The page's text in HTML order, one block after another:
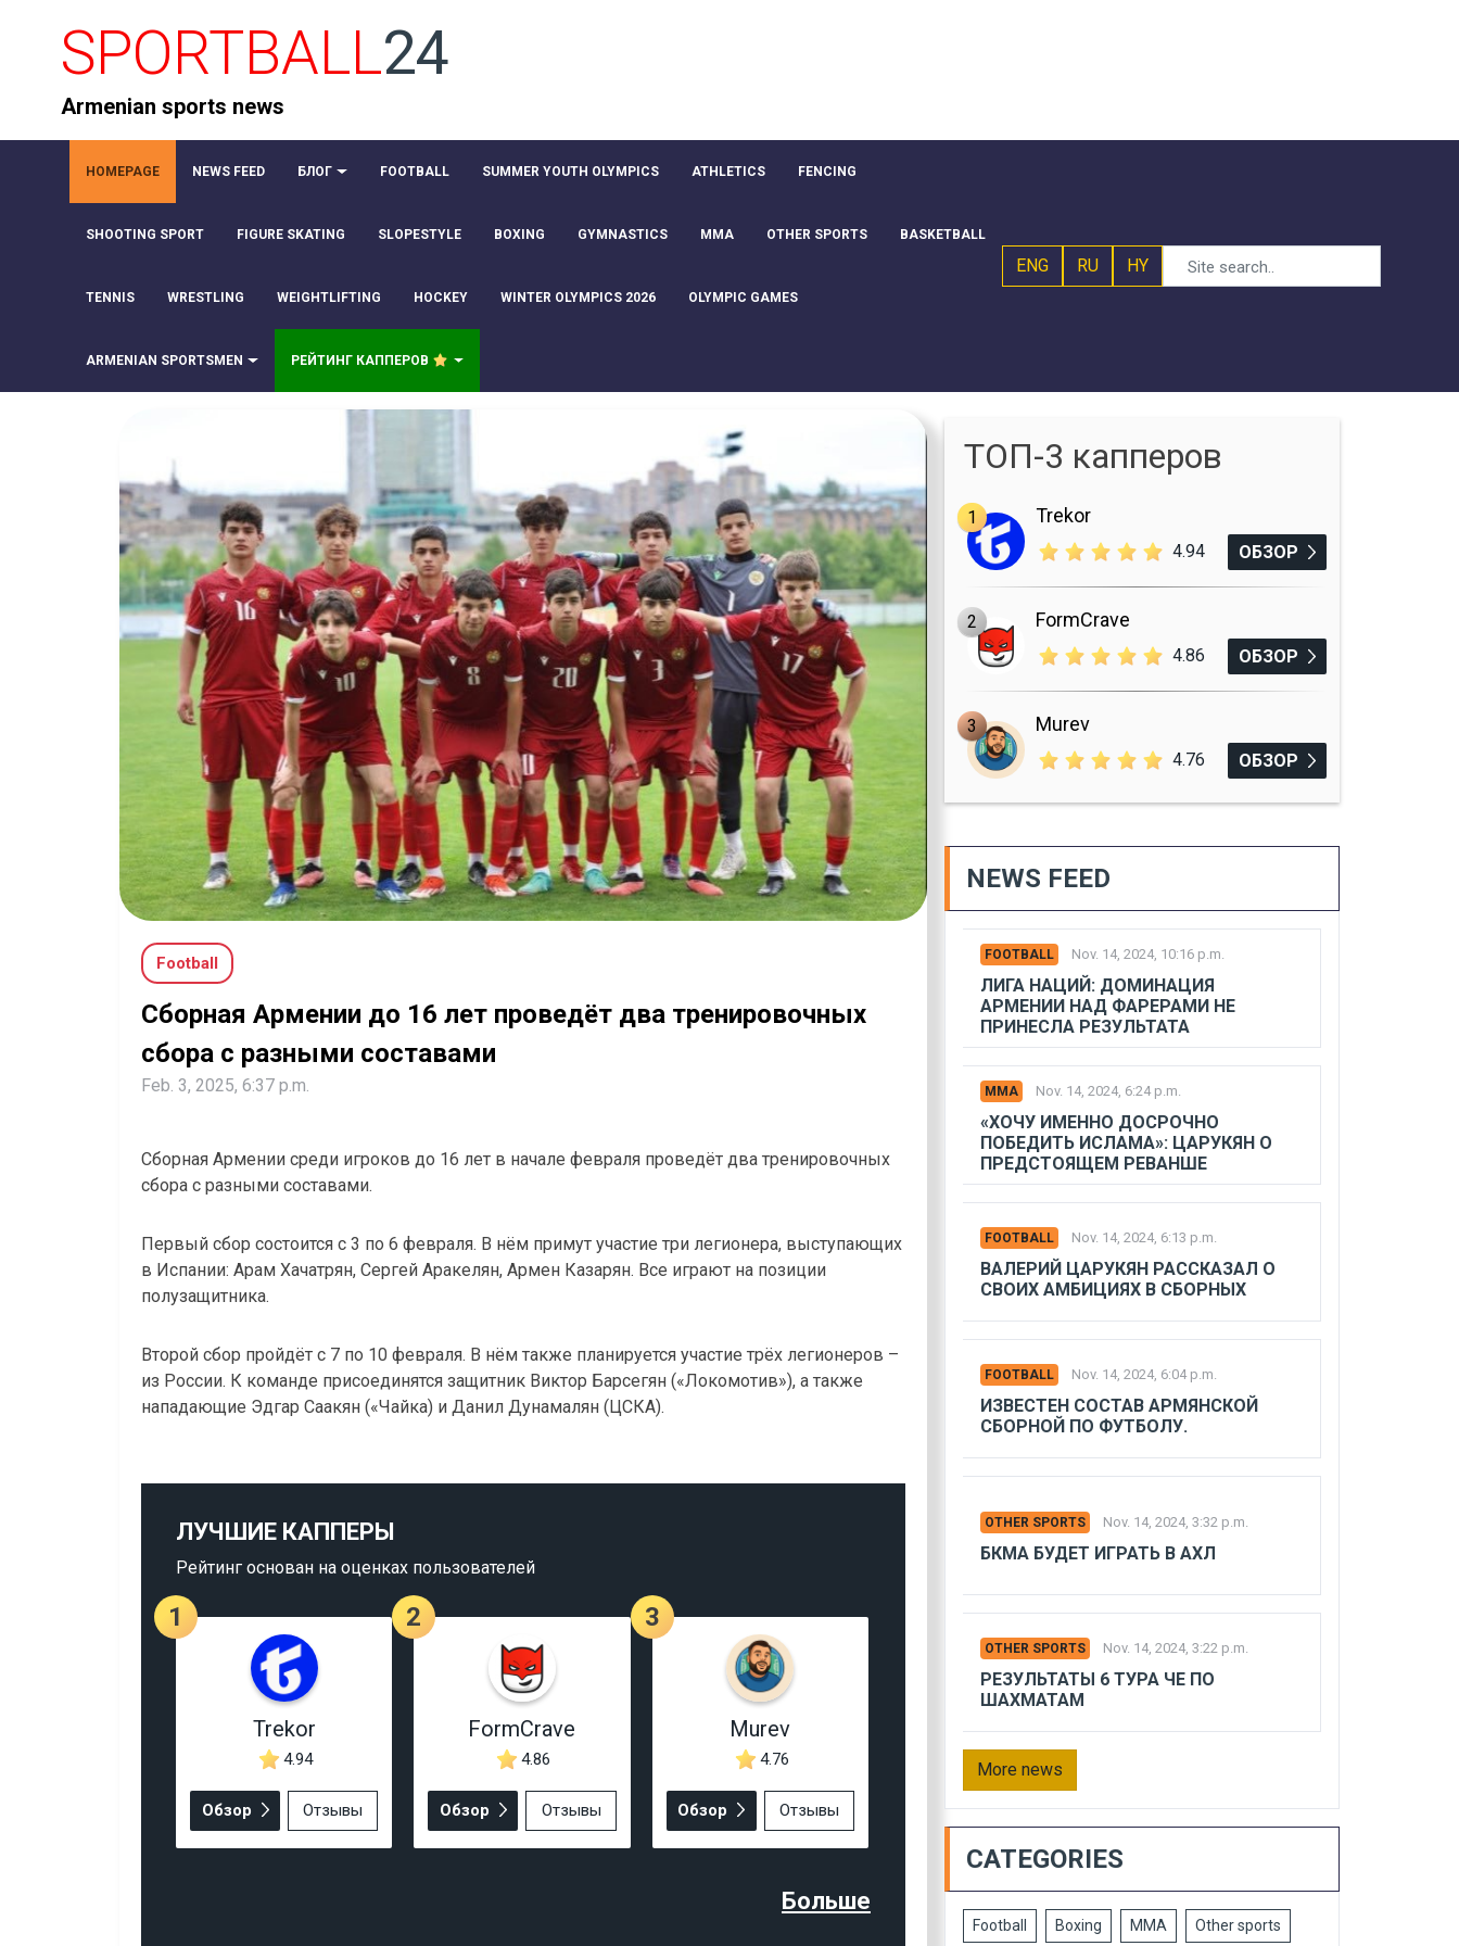
SPORTBALL24
Armenian sports news
HOMEPAGE NEWS FEED БЛОГ FOOTBALL SUMMER YOUTH OLYMPICS ATHLETICS FENCING
SHOOTING SPORT FIGURE SKATING SLOPESTYLE BOXING GYMNASTICS MMA OTHER SPORTS BASKETBALL
TENNIS WRESTLING WEIGHTLIFTING HOCKEY WINTER OLYMPICS 2026 OLYMPIC GAMES
ARMENIAN SPORTSMEN РЕЙТИНГ КАППЕРОВ
ENG RU HY
Football
Сборная Армении до 16 лет проведёт два тренировочных
сбора с разными составами
Feb. 3, 2025, 6:37 p.m.
Сборная Армении среди игроков до 16 лет в начале февраля проведёт два тренировочных
сбора с разными составами.
Первый сбор состоится с 3 по 6 февраля. В нём примут участие три легионера, выступающих
в Испании: Арам Хачатрян, Сергей Аракелян, Армен Казарян. Все играют на позиции
полузащитника.
Второй сбор пройдёт с 7 по 10 февраля. В нём также планируется участие трёх легионеров –
из России. К команде присоединятся защитник Виктор Барсегян («Локомотив»), а также
нападающие Эдгар Саакян («Чайка) и Данил Дунамалян (ЦСКА).
ЛУЧШИЕ КАППЕРЫ
Рейтинг основан на оценках пользователей
1
Trekor
4.94
Обзор Отзывы
2
FormCrave
4.86
Обзор Отзывы
3
Murev
4.76
Обзор Отзывы
Больше
ТОП-3 капперов
1 Trekor
4.94 ОБЗОР
2 FormCrave
4.86 ОБЗОР
3 Murev
4.76 ОБЗОР
NEWS FEED
FOOTBALL Nov. 14, 2024, 10:16 p.m.
ЛИГА НАЦИЙ: ДОМИНАЦИЯ
АРМЕНИИ НАД ФАРЕРАМИ НЕ
ПРИНЕСЛА РЕЗУЛЬТАТА
MMA Nov. 14, 2024, 6:24 p.m.
«ХОЧУ ИМЕННО ДОСРОЧНО
ПОБЕДИТЬ ИСЛАМА»: ЦАРУКЯН О
ПРЕДСТОЯЩЕМ РЕВАНШЕ
FOOTBALL Nov. 14, 2024, 6:13 p.m.
ВАЛЕРИЙ ЦАРУКЯН РАССКАЗАЛ О
СВОИХ АМБИЦИЯХ В СБОРНЫХ
FOOTBALL Nov. 14, 2024, 6:04 p.m.
ИЗВЕСТЕН СОСТАВ АРМЯНСКОЙ
СБОРНОЙ ПО ФУТБОЛУ.
OTHER SPORTS Nov. 14, 2024, 3:32 p.m.
БКМА БУДЕТ ИГРАТЬ В АХЛ
OTHER SPORTS Nov. 14, 2024, 3:22 p.m.
РЕЗУЛЬТАТЫ 6 ТУРА ЧЕ ПО
ШАХМАТАМ
More news
CATEGORIES
Football Boxing MMA Other sports